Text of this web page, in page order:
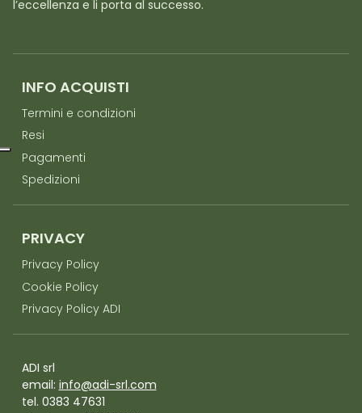
l’eccellenza e li porta al successo.
INFO ACQUISTI
Termini e condizioni
Resi
Pagamenti
Spedizioni
PRIVACY
Privacy Policy
Cookie Policy
Privacy Policy ADI
ADI srl
email: info@adi-srl.com
tel. 0383 47631